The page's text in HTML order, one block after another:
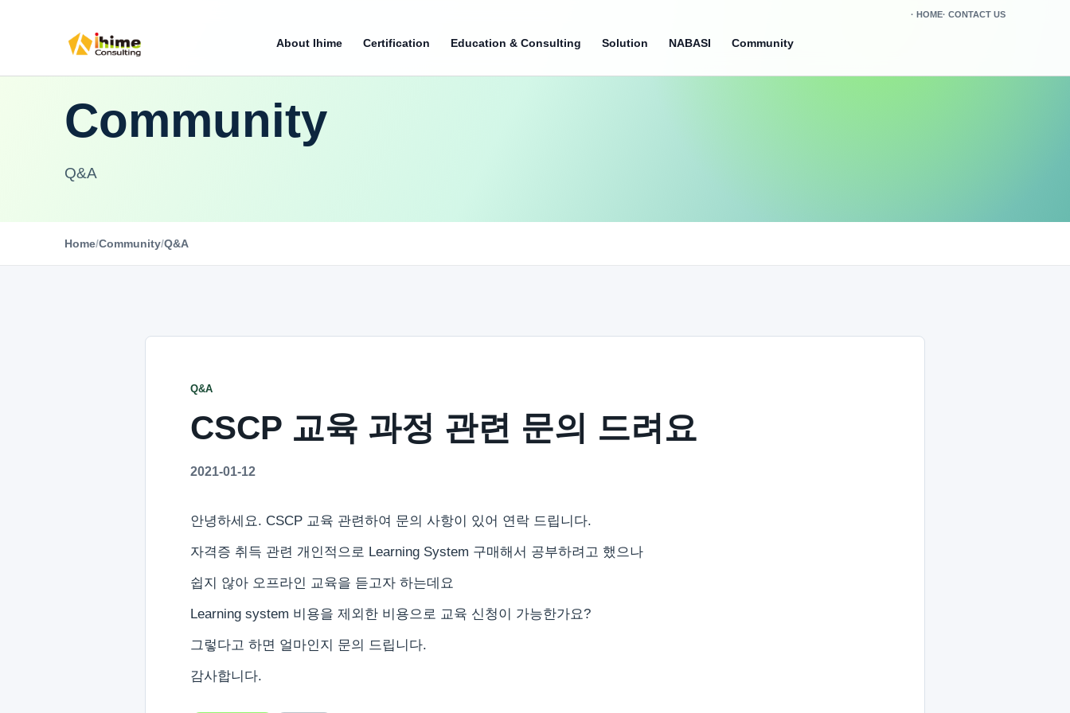
About Ihime Certification Education & Consulting Solution NABASI Community
HOME CONTACT US
Community
Q&A
Home/Community/Q&A
Q&A
CSCP 교육 과정 관련 문의 드려요
2021-01-12
안녕하세요. CSCP 교육 관련하여 문의 사항이 있어 연락 드립니다.
자격증 취득 관련 개인적으로 Learning System 구매해서 공부하려고 했으나
쉽지 않아 오프라인 교육을 듣고자 하는데요
Learning system 비용을 제외한 비용으로 교육 신청이 가능한가요?
그렇다고 하면 얼마인지 문의 드립니다.
감사합니다.